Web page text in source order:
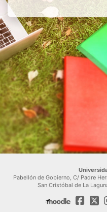
Pabellón de Gobierno, C/ Padre
San Cristóbal de La